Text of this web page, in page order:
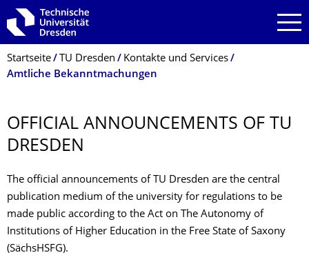
Zur Hauptnavigation springen
Zur Suche springen
Zum Inhalt springen
Breadcrumb-Menü
Startseite TU Dresden
Kontakte und Services
Amtliche Bekanntmachungen
OFFICIAL ANNOUNCEMENTS OF TU
DRESDEN
The official announcements of TU Dresden are the central
publication medium of the university for regulations to be
made public according to the Act on The Autonomy of
Institutions of Higher Education in the Free State of Saxony
(SächsHSFG).